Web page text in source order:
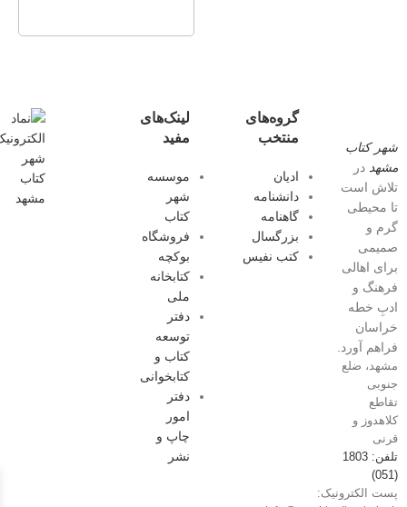
شهر کتاب
مشهد در
تلاش است
تا محیطی
گرم و
صمیمی
برای اهالی
فرهنگ و
ادبِ خطه
خراسان
فراهم آورد.
مشهد، ضلع
جنوبی
تقاطع
کلاهدوز و
قرنی
تلفن: 1803
(051)
پست الکترونیک:
گروه‌های
منتخب
ادیان
دانشنامه
گاهنامه
بزرگسال
کتب نفیس
لینک‌های
مفید
موسسه
شهر
کتاب
فروشگاه
بوکچه
کتابخانه
ملی
دفتر
توسعه
کتاب و
کتابخوانی
دفتر
امور
چاپ و
نشر